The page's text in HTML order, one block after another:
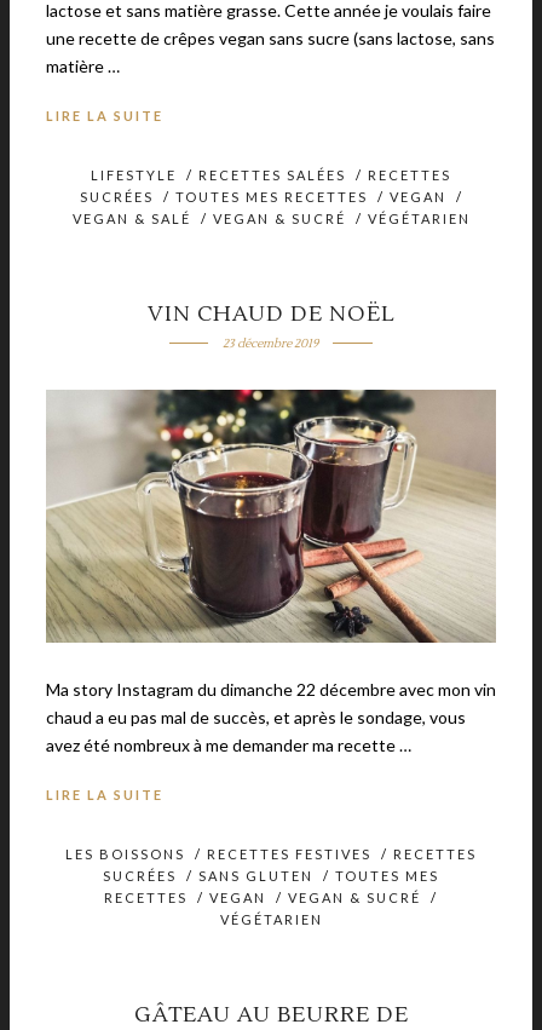
lactose et sans matière grasse. Cette année je voulais faire
une recette de crêpes vegan sans sucre (sans lactose, sans
matière …
LIRE LA SUITE
LIFESTYLE / RECETTES SALÉES / RECETTES
SUCRÉES
/ TOUTES MES RECETTES / VEGAN
/
VEGAN & SALÉ
/ VEGAN & SUCRÉ / VÉGÉTARIEN
VIN CHAUD DE NOËL
23 décembre 2019
Ma story Instagram du dimanche 22 décembre avec mon vin
chaud a eu pas mal de succès, et après le sondage, vous
avez été nombreux à me demander ma recette …
LIRE LA SUITE
LES BOISSONS / RECETTES FESTIVES / RECETTES
SUCRÉES
/ SANS GLUTEN / TOUTES MES
RECETTES
/ VEGAN / VEGAN & SUCRÉ
/
VÉGÉTARIEN
GÂTEAU AU BEURRE DE